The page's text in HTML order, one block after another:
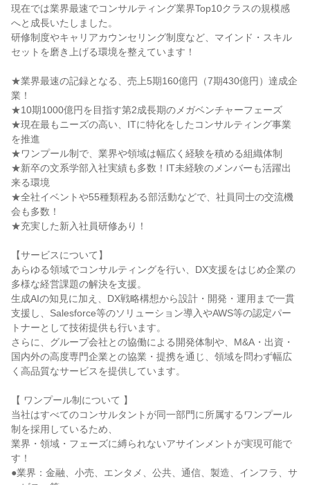
現在では業界最速でコンサルティング業界Top10クラスの規模感
へと成長いたしました。
研修制度やキャリアカウンセリング制度など、マインド・スキル
セットを磨き上げる環境を整えています！
★業界最速の記録となる、売上5期160億円（7期430億円）達成企
業！
★10期1000億円を目指す第2成長期のメガベンチャーフェーズ
★現在最もニーズの高い、ITに特化をしたコンサルティング事業
を推進
★ワンプール制で、業界や領域は幅広く経験を積める組織体制
★新卒の文系学部入社実績も多数！IT未経験のメンバーも活躍出
来る環境
★全社イベントや55種類程ある部活動などで、社員同士の交流機
会も多数！
★充実した新入社員研修あり！
【サービスについて】
あらゆる領域でコンサルティングを行い、DX支援をはじめ企業の
多様な経営課題の解決を支援。
生成AIの知見に加え、DX戦略構想から設計・開発・運用まで一貫
支援し、Salesforce等のソリューション導入やAWS等の認定パー
トナーとして技術提供も行います。
さらに、グループ会社との協働による開発体制や、M&A・出資・
国内外の高度専門企業との協業・提携を通じ、領域を問わず幅広
く高品質なサービスを提供しています。
【 ワンプール制について 】
当社はすべてのコンサルタントが同一部門に所属するワンプール
制を採用しているため、
業界・領域・フェーズに縛られないアサインメントが実現可能で
す！
●業界：金融、小売、エンタメ、公共、通信、製造、インフラ、サ